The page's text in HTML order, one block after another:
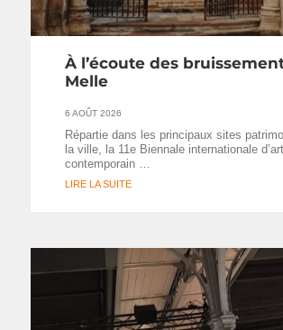
À l’écoute des
Melle
6 AOÛT 2026
Répartie dans les principaux sites
la ville, la 11e Biennale internationale d’art
contemporain …
LIRE LA SUITE